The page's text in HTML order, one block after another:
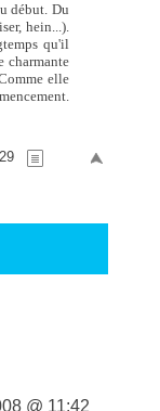
début. Du
hein...).
qu'il
charmante
elle
@ 11:42